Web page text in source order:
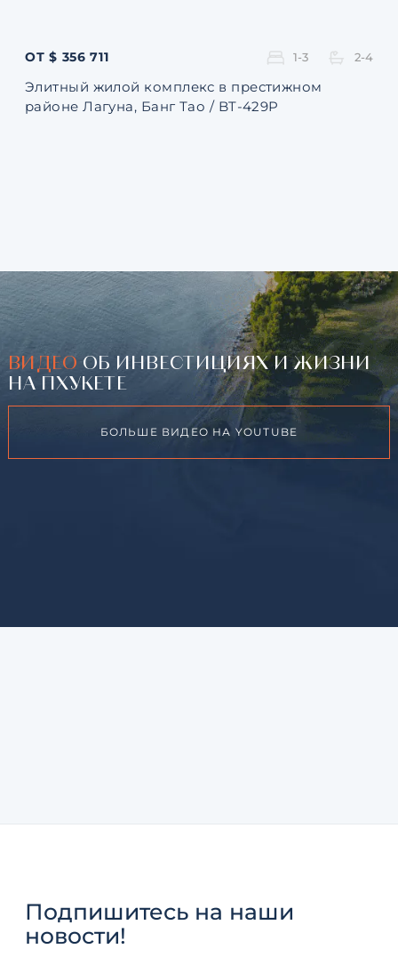
ОТ $ 356 711 1-3 2-4
Элитный жилой комплекс в престижном
районе Лагуна, Банг Тао / BT-429P
ВИДЕО ОБ ИНВЕСТИЦИЯХ И ЖИЗНИ
НА ПХУКЕТЕ
БОЛЬШЕ ВИДЕО НА YOUTUBE
Подпишитесь на наши
новости!